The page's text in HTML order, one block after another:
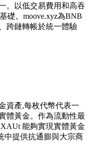
。以低交易費用和高吞
礎。moove.xyz為BNB
跨鏈轉帳於統一體驗
資產,每枚代幣代表一
體黃金。作為流動性最
能夠實現實體黃金
中提供抗通膨與大宗商